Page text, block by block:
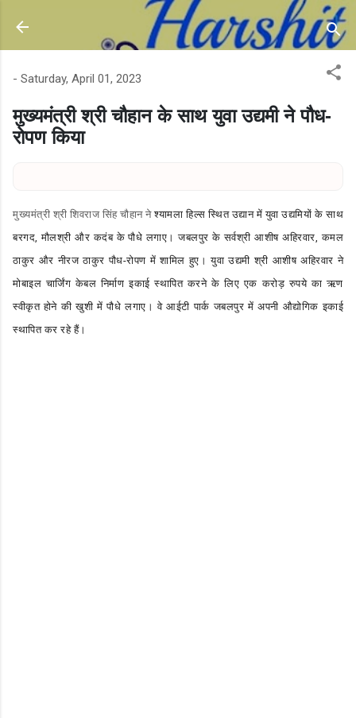
Skip to main content
- Saturday, April 01, 2023
मुख्यमंत्री श्री चौहान के साथ युवा उद्यमी ने पौध-
रोपण किया
मुख्यमंत्री श्री शिवराज सिंह चौहान नेश्यामला हिल्स स्थित उद्यान में युवा उद्यमियों के साथ
बरगद, मौलश्री और कदंब के पौधे लगाए। जबलपुर के सर्वश्री आशीष अहिरवार, कमल
ठाकुर और नीरज ठाकुर पौध-रोपण में शामिल हुए। युवा उद्यमी श्री आशीष अहिरवार ने
मोबाइल चार्जिंग केबल निर्माण इकाई स्थापित करने के लिए एक करोड़ रुपये का ऋण
स्वीकृत होने की खुशी में पौधे लगाए। वे आईटी पार्क जबलपुर में अपनी औद्योगिक इकाई
स्थापित कर रहे हैं।